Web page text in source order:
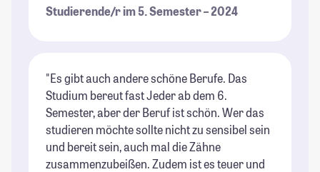
Studierende/r im 5. Semester – 2024
"Es gibt auch andere schöne Berufe. Das
Studium bereut fast Jeder ab dem 6.
Semester, aber der Beruf ist schön. Wer das
studieren möchte sollte nicht zu sensibel sein
und bereit sein, auch mal die Zähne
zusammenzubeißen. Zudem ist es teuer und